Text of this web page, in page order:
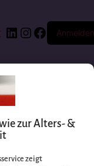
Anmelden
zur Alters- &
zeigt